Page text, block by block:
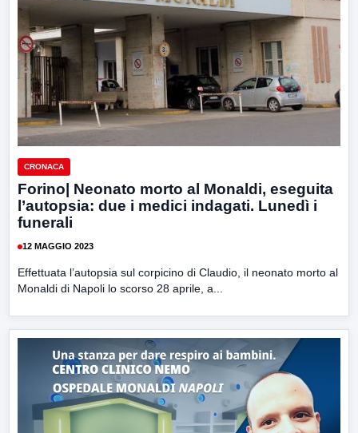
CRONACA
Forino| Neonato morto al Monaldi, eseguita
l’autopsia: due i medici indagati. Lunedì i
funerali
12 MAGGIO 2023
Effettuata l’autopsia sul corpicino di Claudio, il neonato morto al
Monaldi di Napoli lo scorso 28 aprile, a...